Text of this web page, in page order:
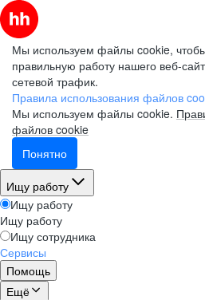
Мы используем файлы cookie,
правильную работу нашего веб-
сетевой трафик.
Правила использования файлов
Мы используем файлы cookie.
файлов cookie
Понятно
Ищу работу
Ищу работу
Ищу работу
Ищу сотрудника
Сервисы
Помощь
Ещё